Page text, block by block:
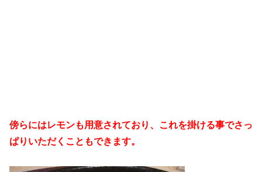
傍らにはレモンも用意されており、これを掛ける事でさっ
ぱりいただくこともできます。